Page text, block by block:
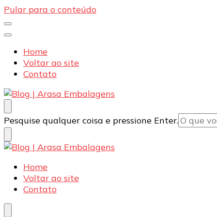
Pular para o conteúdo
Home
Voltar ao site
Contato
Blog | Arasa Embalagens
Confira conteúdos sobre embalagens para pizzas,
Procurando
algo?
Pesquise qualquer coisa e pressione Enter.
Blog | Arasa Embalagens
Confira conteúdos sobre embalagens para pizzas,
Home
Voltar ao site
Contato